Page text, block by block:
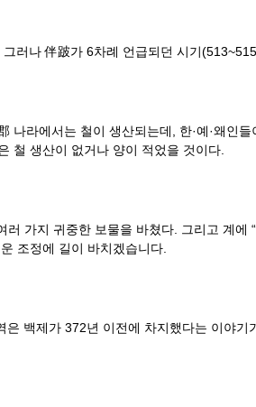
러나 伴跛가 6차례 언급되던 시기
나라에서는 철이 생산되는데, 한·예·왜
철 생산이 없거나 양이 적었을 것이다.
가지 귀중한 보물을 바쳤다. 그리고 계
조정에 길이 바치겠습니다.
백제가 372년 이전에 차지했다는 이야기